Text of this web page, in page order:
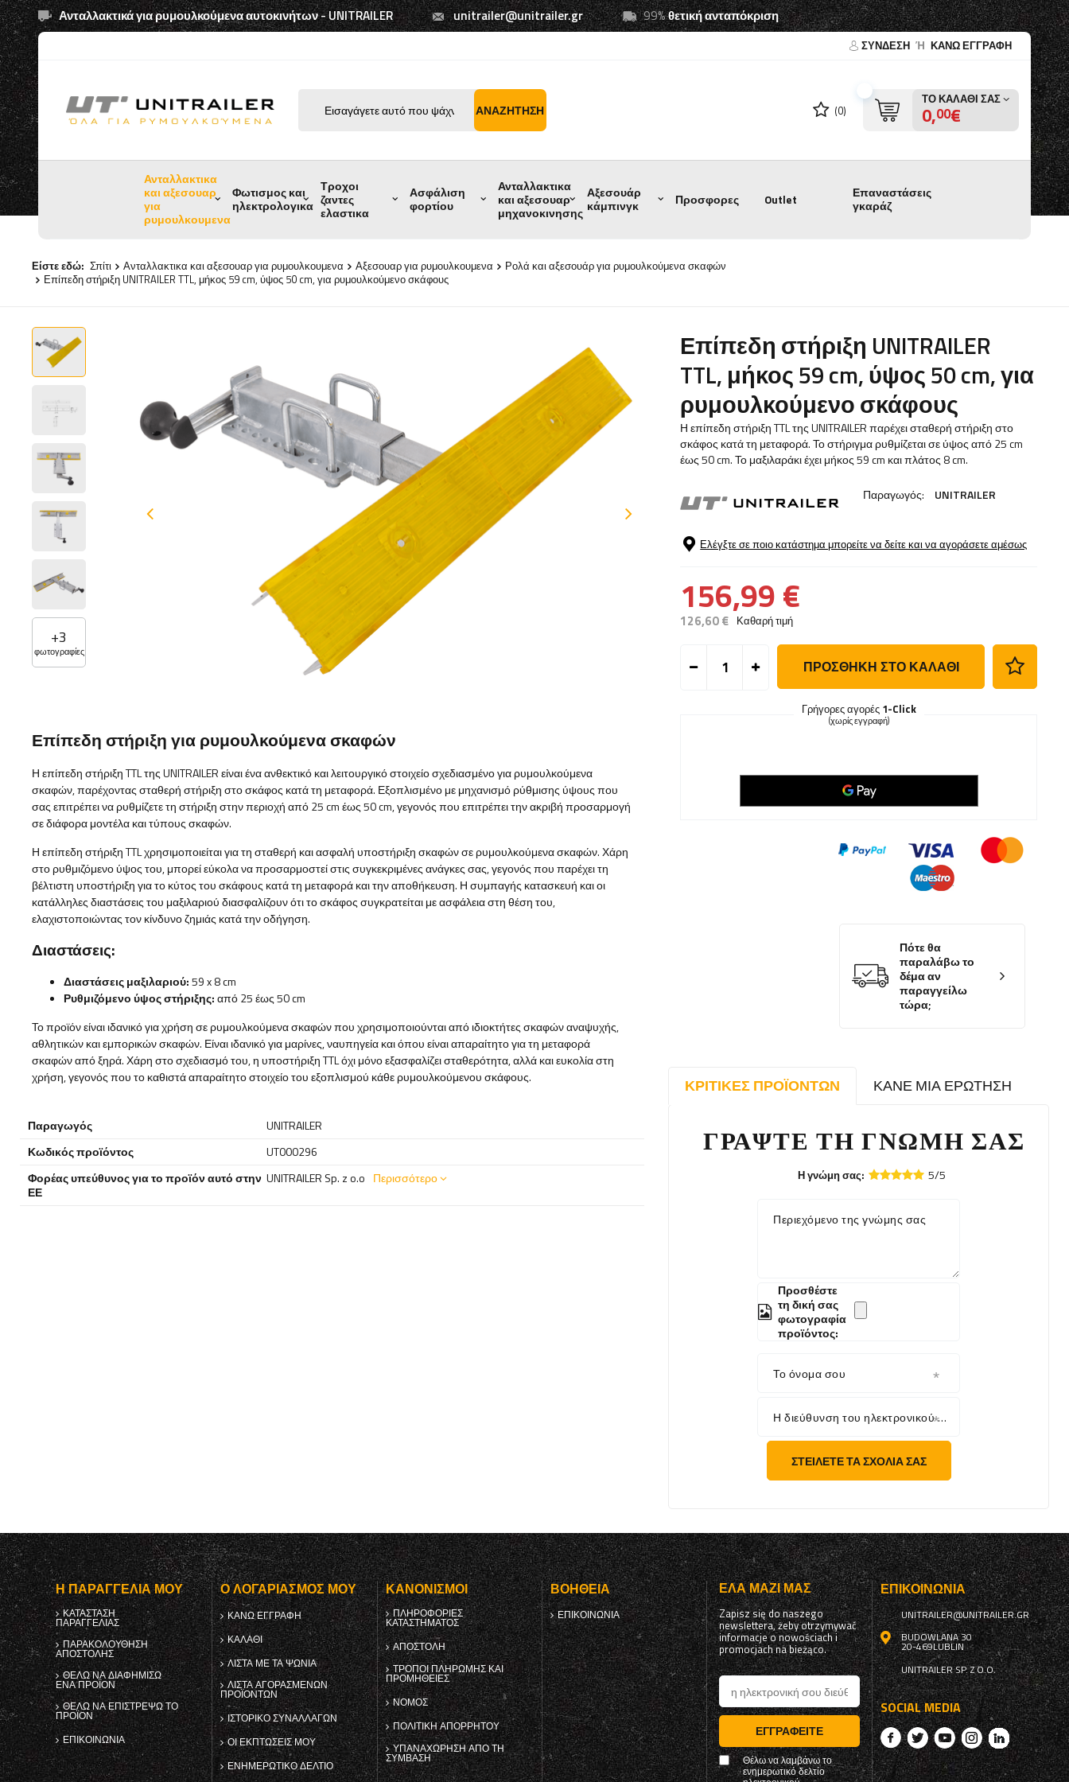
Ανταλλακτικά για ρυμουλκούμενα αυτοκινήτων - UNITRAILER unitrailer@unitrailer.gr 99%θετική ανταπόκριση
ΣΎΝΔΕΣΗ Ή ΚΑΝΩ ΕΓΓΡΑΦΗ
ΑΝΑΖΉΤΗΣΗ (0)
ΤΟ ΚΑΛΆΘΙ ΣΑΣ
0,00€
Ανταλλακτικα
και αξεσουαρ
για
ρυμουλκουμενα
Φωτισμος και
ηλεκτρολογικα
Τροχοι
ζαντες
ελαστικα
Ασφάλιση
φορτίου
Ανταλλακτικα
και αξεσουαρ
μηχανοκινησης
Αξεσουάρ
κάμπινγκ
Προσφορες Outlet
Επαναστάσεις
γκαράζ
Είστε εδώ: Σπίτι Ανταλλακτικα και αξεσουαρ για ρυμουλκουμενα Αξεσουαρ για ρυμουλκουμενα
Ρολά και αξεσουάρ για ρυμουλκούμενα σκαφών
Επίπεδη στήριξη UNITRAILER TTL, μήκος 59 cm, ύψος 50 cm, για ρυμουλκούμενο σκάφους
+3
φωτογραφίες
Επίπεδη στήριξη UNITRAILER
TTL, μήκος 59 cm, ύψος 50 cm, για
ρυμουλκούμενο σκάφους
Η επίπεδη στήριξη TTL της UNITRAILER παρέχει σταθερή στήριξη στο
σκάφος κατά τη μεταφορά. Το στήριγμα ρυθμίζεται σε ύψος από 25 cm
έως 50 cm. Το μαξιλαράκι έχει μήκος 59 cm και πλάτος 8 cm.
Παραγωγός: UNITRAILER
Ελέγξτε σε ποιο κατάστημα μπορείτε να δείτε και να αγοράσετε αμέσως
156,99 €
126,60 € Καθαρή τιμή
ΠΡΟΣΘΉΚΗ ΣΤΟ ΚΑΛΆΘΙ
Γρήγορες αγορές 1-Click
(χωρίς εγγραφή)
Πότε θα
παραλάβω το
δέμα αν
παραγγείλω
τώρα;
ΚΡΙΤΙΚΈΣ ΠΡΟΪΌΝΤΩΝ ΚΆΝΕ ΜΙΑ ΕΡΏΤΗΣΗ
ΓΡΆΨΤΕ ΤΗ ΓΝΏΜΗ ΣΑΣ
Η γνώμη σας: 5/5
Περιεχόμενο της γνώμης σας
Προσθέστε
τη δική σας
φωτογραφία
προϊόντος:
Το όνομα σου
Η διεύθυνση του ηλεκτρονικού σου ταχυδρομείου
ΣΤΕΊΛΕΤΕ ΤΑ ΣΧΌΛΙΆ ΣΑΣ
Επίπεδη στήριξη για ρυμουλκούμενα σκαφών
Η επίπεδη στήριξη TTL της UNITRAILER είναι ένα ανθεκτικό και λειτουργικό στοιχείο σχεδιασμένο για ρυμουλκούμενα
σκαφών, παρέχοντας σταθερή στήριξη στο σκάφος κατά τη μεταφορά. Εξοπλισμένο με μηχανισμό ρύθμισης ύψους που
σας επιτρέπει να ρυθμίζετε τη στήριξη στην περιοχή από 25 cm έως 50 cm, γεγονός που επιτρέπει την ακριβή προσαρμογή
σε διάφορα μοντέλα και τύπους σκαφών.
Η επίπεδη στήριξη TTL χρησιμοποιείται για τη σταθερή και ασφαλή υποστήριξη σκαφών σε ρυμουλκούμενα σκαφών. Χάρη
στο ρυθμιζόμενο ύψος του, μπορεί εύκολα να προσαρμοστεί στις συγκεκριμένες ανάγκες σας, γεγονός που παρέχει τη
βέλτιστη υποστήριξη για το κύτος του σκάφους κατά τη μεταφορά και την αποθήκευση. Η συμπαγής κατασκευή και οι
κατάλληλες διαστάσεις του μαξιλαριού διασφαλίζουν ότι το σκάφος συγκρατείται με ασφάλεια στη θέση του,
ελαχιστοποιώντας τον κίνδυνο ζημιάς κατά την οδήγηση.
Διαστάσεις:
Διαστάσεις μαξιλαριού:59 x 8 cm
Ρυθμιζόμενο ύψος στήριξης:από 25 έως 50 cm
Το προϊόν είναι ιδανικό για χρήση σε ρυμουλκούμενα σκαφών που χρησιμοποιούνται από ιδιοκτήτες σκαφών αναψυχής,
αθλητικών και εμπορικών σκαφών. Είναι ιδανικό για μαρίνες, ναυπηγεία και όπου είναι απαραίτητο για τη μεταφορά
σκαφών από ξηρά. Χάρη στο σχεδιασμό του, η υποστήριξη TTL όχι μόνο εξασφαλίζει σταθερότητα, αλλά και ευκολία στη
χρήση, γεγονός που το καθιστά απαραίτητο στοιχείο του εξοπλισμού κάθε ρυμουλκούμενου σκάφους.
Παραγωγός
UNITRAILER
Κωδικός προϊόντος
UT000296
Φορέας υπεύθυνος για το προϊόν αυτό στην
ΕΕ
UNITRAILER Sp. z o.o Περισσότερο
Η ΠΑΡΑΓΓΕΛΊΑ ΜΟΥ
ΚΑΤΆΣΤΑΣΗ
ΠΑΡΑΓΓΕΛΊΑΣ
ΠΑΡΑΚΟΛΟΎΘΗΣΗ
ΑΠΟΣΤΟΛΉΣ
ΘΈΛΩ ΝΑ ΔΙΑΦΗΜΊΣΩ
ΈΝΑ ΠΡΟΪΌΝ
ΘΈΛΩ ΝΑ ΕΠΙΣΤΡΈΨΩ ΤΟ
ΠΡΟΪΌΝ
ΕΠΙΚΟΙΝΩΝΊΑ
Ο ΛΟΓΑΡΙΑΣΜΌΣ ΜΟΥ
ΚΑΝΩ ΕΓΓΡΑΦΗ
ΚΑΛΆΘΙ
ΛΊΣΤΑ ΜΕ ΤΑ ΨΏΝΙΑ
ΛΊΣΤΑ ΑΓΟΡΑΣΜΈΝΩΝ
ΠΡΟΪΌΝΤΩΝ
ΙΣΤΟΡΙΚΌ ΣΥΝΑΛΛΑΓΏΝ
ΟΙ ΕΚΠΤΏΣΕΙΣ ΜΟΥ
ΕΝΗΜΕΡΩΤΙΚΌ ΔΕΛΤΊΟ
ΚΑΝΟΝΙΣΜΟΊ
ΠΛΗΡΟΦΟΡΊΕΣ
ΚΑΤΑΣΤΉΜΑΤΟΣ
ΑΠΟΣΤΟΛΉ
ΤΡΌΠΟΙ ΠΛΗΡΩΜΉΣ ΚΑΙ
ΠΡΟΜΉΘΕΙΕΣ
ΝΌΜΟΣ
ΠΟΛΙΤΙΚΉ ΑΠΟΡΡΉΤΟΥ
ΥΠΑΝΑΧΏΡΗΣΗ ΑΠΌ ΤΗ
ΣΎΜΒΑΣΗ
ΒΟΉΘΕΙΑ
ΕΠΙΚΟΙΝΩΝΊΑ
ΈΛΑ ΜΑΖΊ ΜΑΣ
Zapisz się do naszego
newslettera, żeby otrzymywać
informacje o nowościach i
promocjach na bieżąco.
ΕΓΓΡΑΦΕΊΤΕ
Θέλω να λαμβάνω το
ενημερωτικό δελτίο
ΕΠΙΚΟΙΝΩΝΊΑ
UNITRAILER@UNITRAILER.GR
BUDOWLANA 30
20-469LUBLIN
UNITRAILER SP. Z O.O.
SOCIAL MEDIA